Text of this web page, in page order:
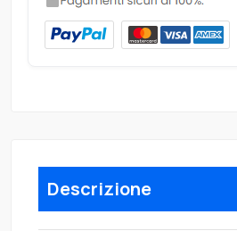
Descrizione